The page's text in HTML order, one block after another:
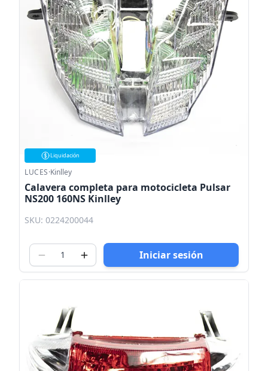
Liquidación
LUCES·Kinlley
Calavera completa para motocicleta Pulsar
NS200 160NS Kinlley
SKU: 0224200044
Iniciar sesión